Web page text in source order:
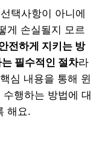
택사항이 아니에
게 손실될지 모르
전하게 지키는 방
필수적인 절차라
심 내용을 통해 윈
수행하는 방법에 대
해요.